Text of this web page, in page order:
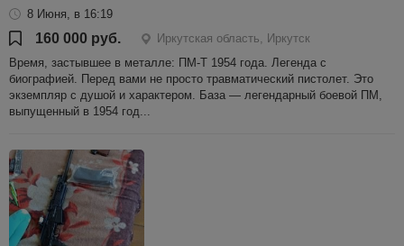
8 Июня, в 16:19
160 000 руб.
Иркутская область, Иркутск
Время, застывшее в металле: ПМ-Т 1954 года. Легенда с
биографией. Перед вами не просто травматический пистолет. Это
экземпляр с душой и характером. База — легендарный боевой ПМ,
выпущенный в 1954 год...